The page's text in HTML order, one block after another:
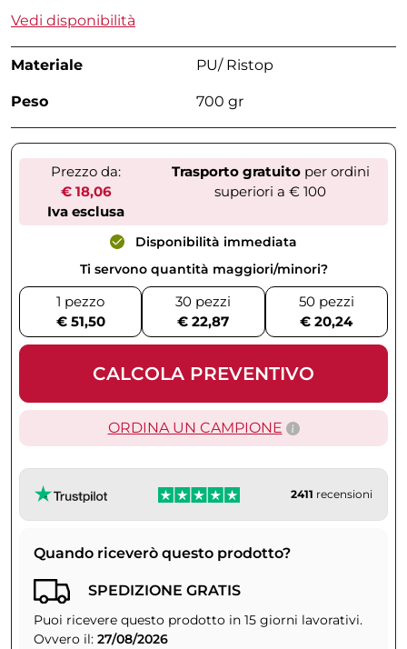
Vedi disponibilità
Materiale PU/ Ristop
Peso 700 gr
Prezzo da:
€ 18,06
Iva esclusa
Trasporto gratuitoper ordini
superiori a € 100
Disponibilità immediata
Ti servono quantità maggiori/minori?
1 pezzo
€ 51,50
30 pezzi
€ 22,87
50 pezzi
€ 20,24
CALCOLA PREVENTIVO
ORDINA UN CAMPIONE
2411 recensioni
Quando riceverò questo prodotto?
SPEDIZIONE GRATIS
Puoi ricevere questo prodotto in 15 giorni lavorativi.
Ovvero il: 27/08/2026